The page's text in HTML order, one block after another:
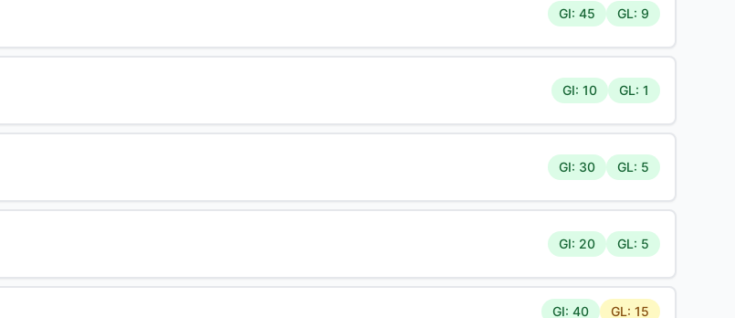
GI: 45 GL: 9
GI: 10 GL: 1
GI: 30 GL: 5
GI: 20 GL: 5
GI: 40 GL: 15